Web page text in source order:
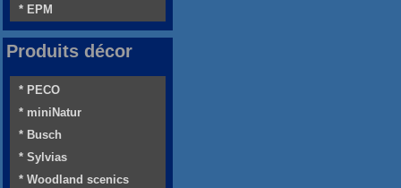
* EPM
Produits décor
* PECO
* miniNatur
* Busch
* Sylvias
* Woodland scenics